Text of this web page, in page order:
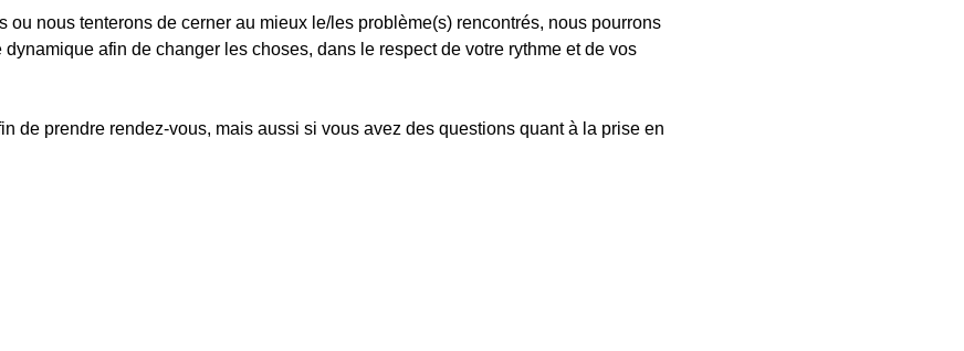
ou nous tenterons de cerner au mieux le/les problème(s) rencontrés, nous pourrons
afin de changer les choses, dans le respect de votre rythme et de vos
de prendre rendez-vous, mais aussi si vous avez des questions quant à la prise en